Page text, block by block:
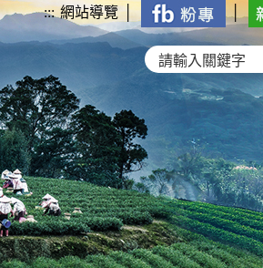
::: 網站導覽 │ │